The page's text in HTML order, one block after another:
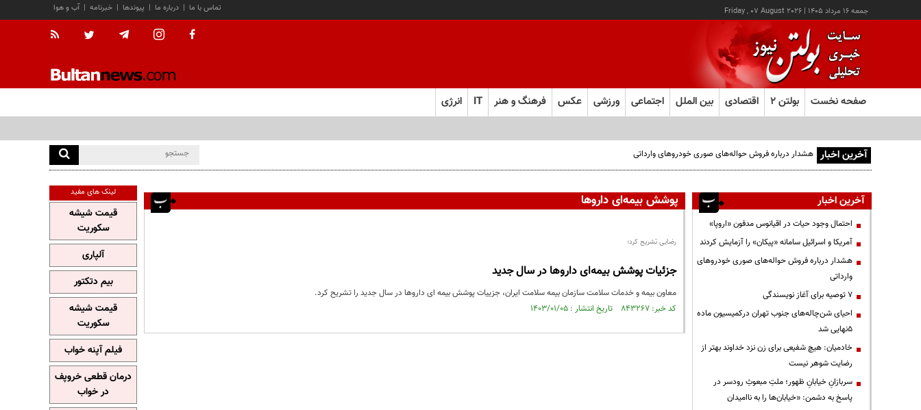
جمعه ۱۶ مرداد ۱۴۰۵ |
Friday , 07 August 2026 آب و هوا | خبرنامه | پیوندها | درباره ما | تماس با ما
صفحه نخست بولتن ۲ اقتصادی بین الملل اجتماعی ورزشی عکس فرهنگ و هنر IT انرژی
آخرین اخبار هشدار درباره فروش حواله‌های صوری خودروهای وارداتی
پوشش بیمه‌ای داروها
رضایی تشریح کرد؛
جزئیات پوشش بیمه‌ای داروها در سال جدید
معاون بیمه و خدمات سلامت سازمان بیمه سلامت ایران، جزییات پوشش بیمه ای داروها در سال جدید را تشریح کرد.
کد خبر: ۸۴۳۲۶۷ تاریخ انتشار : ۱۴۰۳/۰۱/۰۵
آخرین اخبار
احتمال وجود حیات در اقیانوس مدفون «اروپا»
آمریکا و اسرائیل سامانه «پیکان» را آزمایش کردند
هشدار درباره فروش حواله‌های صوری خودروهای
وارداتی
۷ توصیه برای آغاز نویسندگی
احیای شن‌چاله‌های جنوب تهران درکمیسیون ماده
۵نهایی شد
خادمیان: هیچ شفیعی برای زن نزد خداوند بهتر از
رضایت شوهر نیست
سربازانِ خیابانِ ظهور؛ ملتِ مبعوثِ رودسر در
پاسخ به دشمن: «خیابان‌ها را به ناامیدان
لینک های مفید
قیمت شیشه
سکوریت
آلپاری
بیم دتکتور
قیمت شیشه
سکوریت
فیلم آپنه خواب
درمان قطعی خروپف
در خواب